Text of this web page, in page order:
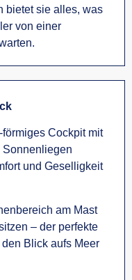
bietet sie alles, was
von einer
förmiges Cockpit mit
Sonnenliegen
und Geselligkeit
am Mast
– der perfekte
Blick aufs Meer